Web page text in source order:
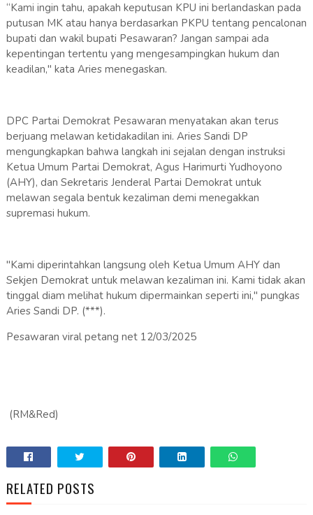
“Kami ingin tahu, apakah keputusan KPU ini berlandaskan pada
putusan MK atau hanya berdasarkan PKPU tentang pencalonan
bupati dan wakil bupati Pesawaran? Jangan sampai ada
kepentingan tertentu yang mengesampingkan hukum dan
keadilan," kata Aries menegaskan.
DPC Partai Demokrat Pesawaran menyatakan akan terus
berjuang melawan ketidakadilan ini. Aries Sandi DP
mengungkapkan bahwa langkah ini sejalan dengan instruksi
Ketua Umum Partai Demokrat, Agus Harimurti Yudhoyono
(AHY), dan Sekretaris Jenderal Partai Demokrat untuk
melawan segala bentuk kezaliman demi menegakkan
supremasi hukum.
"Kami diperintahkan langsung oleh Ketua Umum AHY dan
Sekjen Demokrat untuk melawan kezaliman ini. Kami tidak akan
tinggal diam melihat hukum dipermainkan seperti ini," pungkas
Aries Sandi DP. (***).
Pesawaran viral petang net 12/03/2025
(RM&Red)
RELATED POSTS